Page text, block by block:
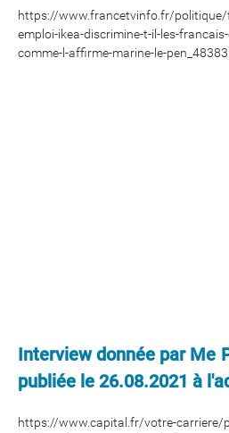
​​​​​​​https://www.francetvinfo.fr/
emploi-ikea-discrimine-t-il-les-
comme-l-affirme-marine-le-
Interview donnée par Me
publiée le 26.08.2021 à
https://www.capital.fr/votre-carriere/